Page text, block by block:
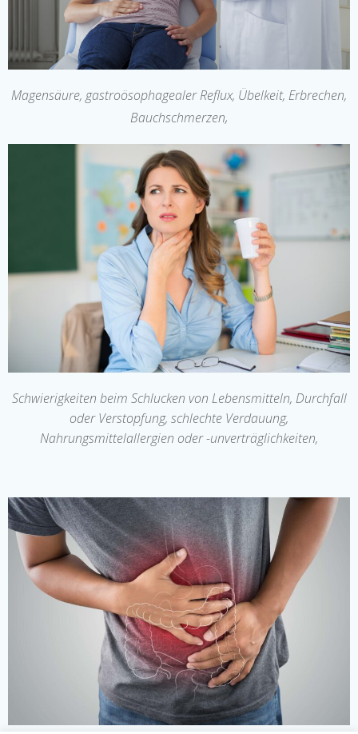
Magensäure, gastroösophagealer Reflux, Übelkeit, Erbrechen,
Bauchschmerzen,
Schwierigkeiten beim Schlucken von Lebensmitteln, Durchfall
oder Verstopfung, schlechte Verdauung,
Nahrungsmittelallergien oder -unverträglichkeiten,